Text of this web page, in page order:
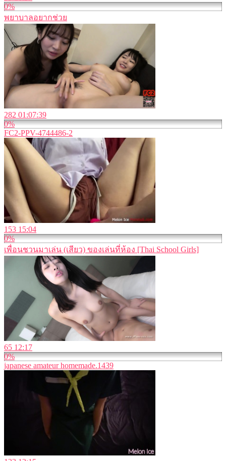
0%
พยาบาลอยากช่วย
282 01:07:39
0%
FC2-PPV-4744486-2
153 15:04
0%
เพื่อนชวนมาเล่น (เสียว) ของเล่นที่ห้อง [Thai School Girls]
65 12:17
0%
japanese amateur homemade.1439